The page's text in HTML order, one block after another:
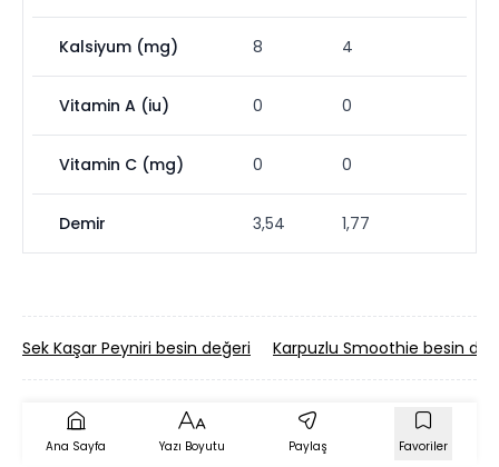
Kalsiyum (mg) 8 4
Vitamin A (iu) 0 0
Vitamin C (mg) 0 0
Demir 3,54 1,77
Sek Kaşar Peyniri besin değeri Karpuzlu Smoothie besin
Ana Sayfa Yazı Boyutu Paylaş Favoriler